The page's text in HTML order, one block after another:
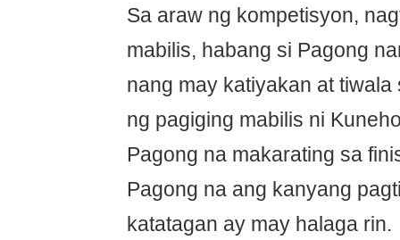
Sa araw ng kompetisyon,
mabilis, habang si Pagong
nang may katiyakan at tiwala
ng pagiging mabilis ni
Pagong na makarating sa
Pagong na ang kanyang
katatagan ay may halaga rin.